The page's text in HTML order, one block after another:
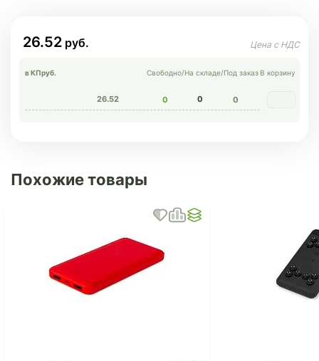
26.52
в КПруб. Свободно/На складе/Под заказ В корзину
26.52 0 0 0
Похожие товары